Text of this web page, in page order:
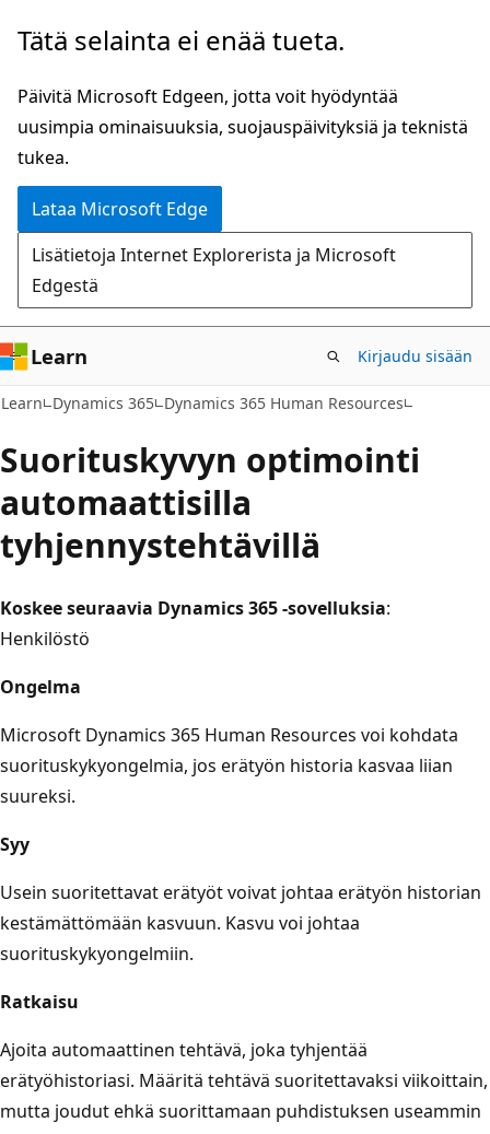
Siirry
Tätä selainta ei enää tueta.
Päivitä Microsoft Edgeen, jotta voit hyödyntää
uusimpia ominaisuuksia, suojauspäivityksiä ja teknistä
tukea.
Lataa Microsoft Edge
Lisätietoja Internet Explorerista ja Microsoft
Edgestä
Learn Kirjaudu sisään
Learn Dynamics 365 Dynamics 365 Human Resources
Suorituskyvyn optimointi
automaattisilla
tyhjennystehtävillä
Koskee seuraavia Dynamics 365 -sovelluksia:
Henkilöstö
Ongelma
Microsoft Dynamics 365 Human Resources voi kohdata
suorituskykyongelmia, jos erätyön historia kasvaa liian
suureksi.
Syy
Usein suoritettavat erätyöt voivat johtaa erätyön historian
kestämättömään kasvuun. Kasvu voi johtaa
suorituskykyongelmiin.
Ratkaisu
Ajoita automaattinen tehtävä, joka tyhjentää
erätyöhistoriasi. Määritä tehtävä suoritettavaksi viikoittain,
mutta joudut ehkä suorittamaan puhdistuksen useammin